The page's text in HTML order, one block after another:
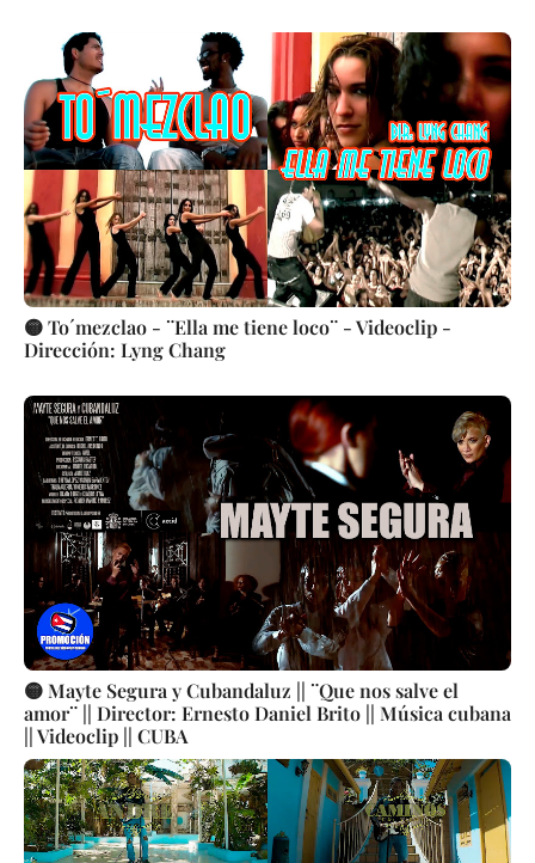
🟡 To´mezclao - ¨Ella me tiene loco¨ - Videoclip -
Dirección: Lyng Chang
🟡 Mayte Segura y Cubandaluz || ¨Que nos salve el
amor¨ || Director: Ernesto Daniel Brito || Música cubana
|| Videoclip || CUBA